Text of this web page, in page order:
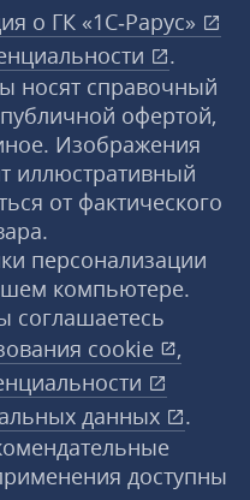
о ГК «1С‑Рарус»
.
носят справочный
офертой,
Изображения
иллюстративный
от фактического
персонализации
компьютере.
соглашаетесь
cookie
,
данных
.
доступны